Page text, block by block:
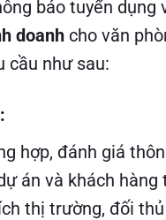
báo tuyển dụng
doanh cho văn
cầu như sau:
hợp, đánh giá
án và khách hàng
thị trường, đối